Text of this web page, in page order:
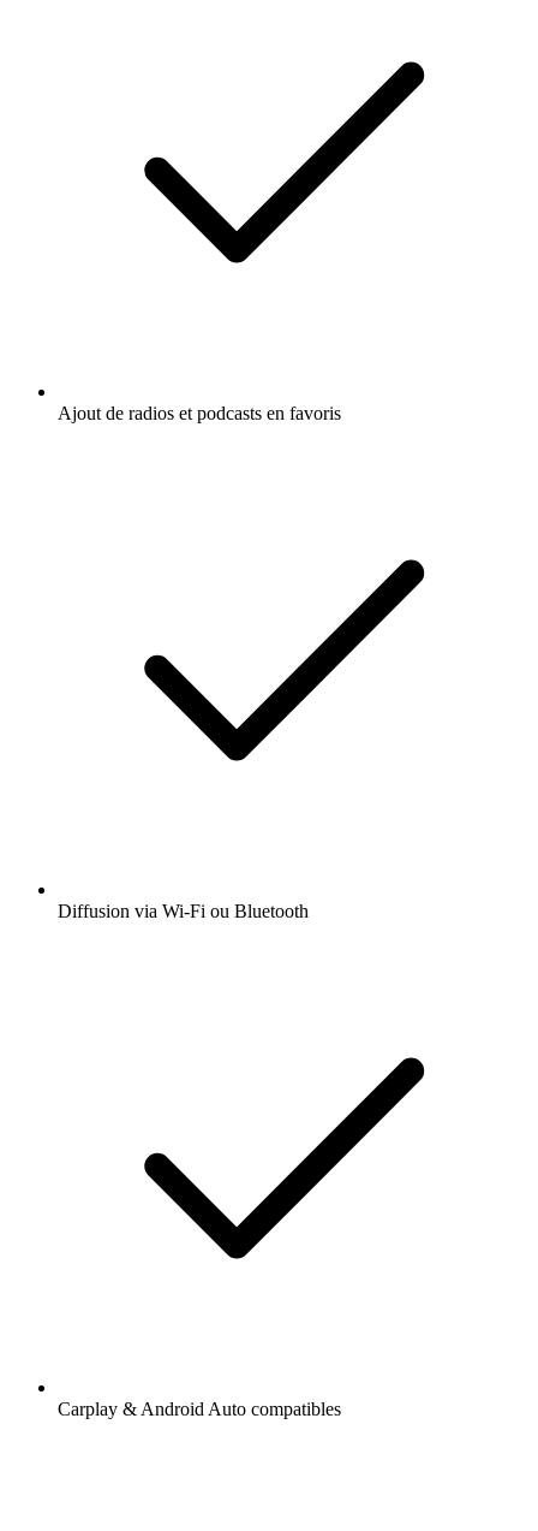
Ajout de radios et podcasts en favoris
Diffusion via Wi-Fi ou Bluetooth
Carplay & Android Auto compatibles